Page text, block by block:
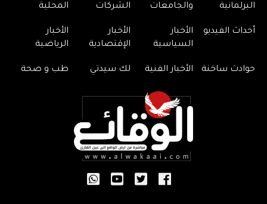
البرلمانية
والجامعات
الشركات
المحلية
أحداث الفيديو
الأخبار
السياسية
الأخبار
الإقتصادية
الأخبار
الرياضية
حوادث ساخنة الأخبار الفنية لك سيدتي طب و صحة